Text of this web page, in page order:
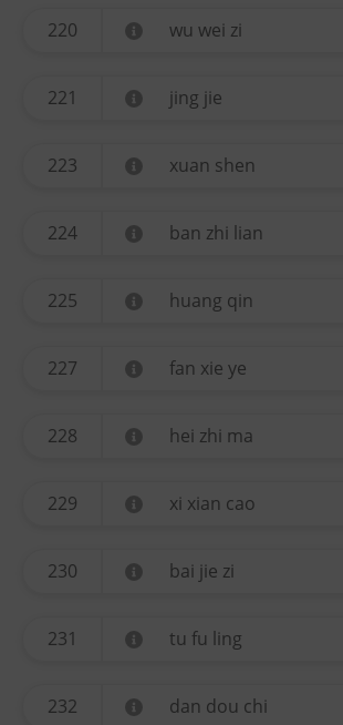
220 wu wei zi
221 jing jie
223 xuan shen
224 ban zhi lian
225 huang qin
227 fan xie ye
228 hei zhi ma
229 xi xian cao
230 bai jie zi
231 tu fu ling
232 dan dou chi